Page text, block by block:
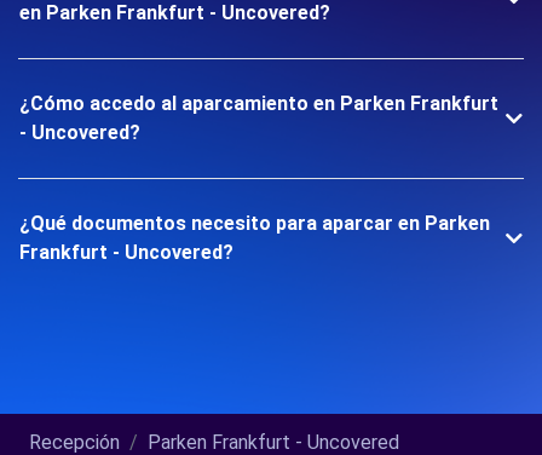
en Parken Frankfurt - Uncovered?
¿Cómo accedo al aparcamiento en Parken Frankfurt
- Uncovered?
¿Qué documentos necesito para aparcar en Parken
Frankfurt - Uncovered?
Recepción Parken Frankfurt - Uncovered